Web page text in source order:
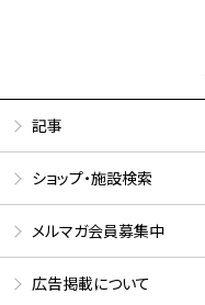
記事
ショップ・施設検索
メルマガ会員募集中
広告掲載について